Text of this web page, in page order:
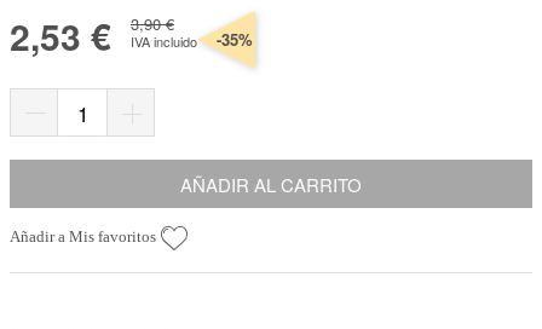
2,53 € 3,90 €
IVA incluido -35%
AÑADIR AL CARRITO
Añadir a Mis favoritos